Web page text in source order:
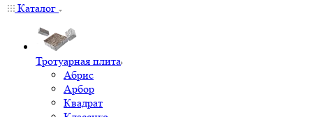
Каталог
Тротуарная плита
Абрис
Арбор
Квадрат